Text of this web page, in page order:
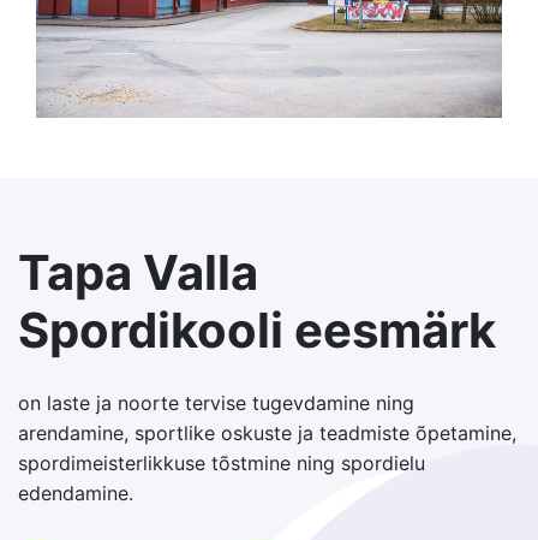
Tapa Valla
Spordikooli eesmärk
on laste ja noorte tervise tugevdamine ning
arendamine, sportlike oskuste ja teadmiste õpetamine,
spordimeisterlikkuse tõstmine ning spordielu
edendamine.